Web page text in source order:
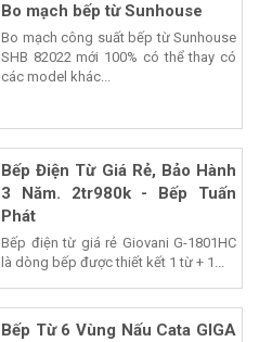
Bo mạch bếp từ Sunhouse
Bo mạch công suất bếp từ Sunhouse
SHB 82022 mới 100% có thể thay có
các model khác...
Bếp Điện Từ Giá Rẻ, Bảo Hành
3 Năm. 2tr980k - Bếp Tuấn
Phát
Bếp điện từ giá rẻ Giovani G-1801HC
là dòng bếp được thiết kết 1 từ + 1...
Bếp Từ 6 Vùng Nấu Cata GIGA